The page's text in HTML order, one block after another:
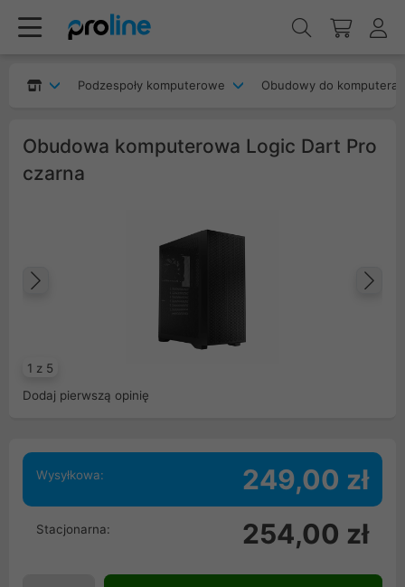
Podzespoły komputerowe Obudowy do komputera
Obudowa komputerowa Logic Dart Pro
czarna
1 z 5
Dodaj pierwszą opinię
Wysyłkowa: 249,00 zł
Stacjonarna: 254,00 zł